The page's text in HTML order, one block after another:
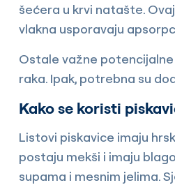
šećera u krvi natašte.
vlakna usporavaju
Ostale važne
raka. Ipak, potrebna su
Kako se koristi
Listovi piskavice imaju
postaju mekši i imaju
supama i mesnim jelima.